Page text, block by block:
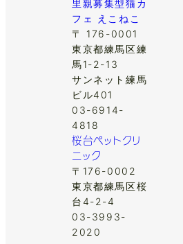
里親募集型猫カ
フェ えこねこ
〒 176-0001
東京都練馬区練
馬1-2-13
サンネット練馬
ビル401
03-6914-
4818
桜台ペットクリ
ニック
〒176-0002
東京都練馬区桜
台4-2-4
03-3993-
2020